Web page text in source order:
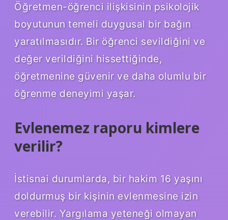
Öğretmen-öğrenci ilişkisinin psikolojik
boyutunun temeli duygusal bir bağın
yaratılmasıdır. Bir öğrenci sevildiğini ve
değer verildiğini hissettiğinde,
öğretmenine güvenir ve daha olumlu bir
öğrenme deneyimi yaşar.
Evlenemez raporu kimlere
verilir?
İstisnai durumlarda, bir hakim 16 yaşını
doldurmuş bir kişinin evlenmesine izin
verebilir. Yargılama yeteneği olmayan